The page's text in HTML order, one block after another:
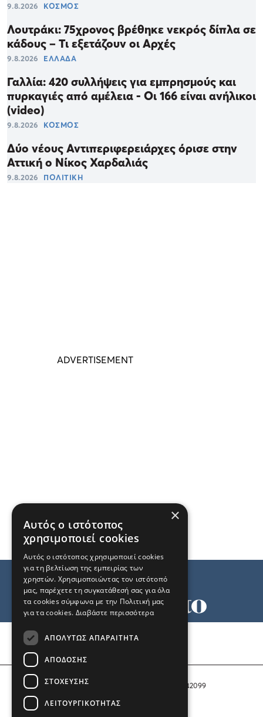
9.8.2026 ΚΟΣΜΟΣ
Λουτράκι: 75χρονος βρέθηκε νεκρός δίπλα σε
κάδους – Τι εξετάζουν οι Αρχές
9.8.2026 ΕΛΛΑΔΑ
Γαλλία: 420 συλλήψεις για εμπρησμούς και
πυρκαγιές από αμέλεια - Οι 166 είναι ανήλικοι
(video)
9.8.2026 ΚΟΣΜΟΣ
Δύο νέους Αντιπεριφερειάρχες όρισε στην
Αττική ο Νίκος Χαρδαλιάς
9.8.2026 ΠΟΛΙΤΙΚΗ
Αριθμός Πιστοποίησης Μ.Η.Τ. 242099
×
Αυτός ο ιστότοπος
χρησιμοποιεί cookies
Αυτός ο ιστότοπος χρησιμοποιεί cookies
για τη βελτίωση της εμπειρίας των
χρηστών. Χρησιμοποιώντας τον ιστότοπό
μας, παρέχετε τη συγκατάθεσή σας για όλα
τα cookies σύμφωνα με την Πολιτική μας
για τα cookies. Διαβάστε περισσότερα
ΑΠΟΛΎΤΩΣ ΑΠΑΡΑΊΤΗΤΑ
ΑΠΌΔΟΣΗΣ
ΣΤΌΧΕΥΣΗΣ
ΛΕΙΤΟΥΡΓΙΚΌΤΗΤΑΣ